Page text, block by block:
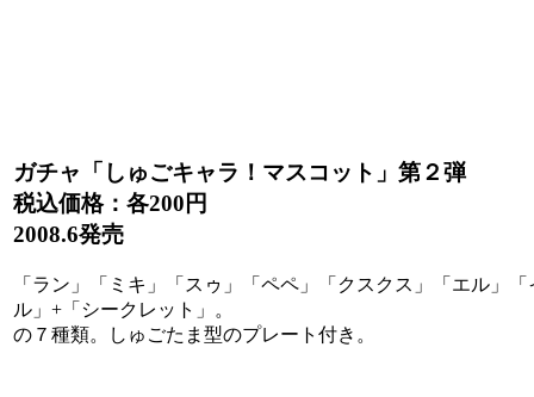
ガチャ「しゅごキャラ！マスコット」第２弾
税込価格：各200円
2008.6発売
「ラン」「ミキ」「スゥ」「ペペ」「クスクス」「エル」「
ル」+「シークレット」。
の７種類。しゅごたま型のプレート付き。